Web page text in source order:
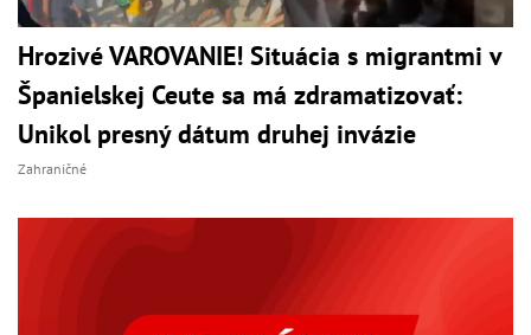
Hrozivé VAROVANIE! Situácia s migrantmi v
Španielskej Ceute sa má zdramatizovať:
Unikol presný dátum druhej invázie
Zahraničné